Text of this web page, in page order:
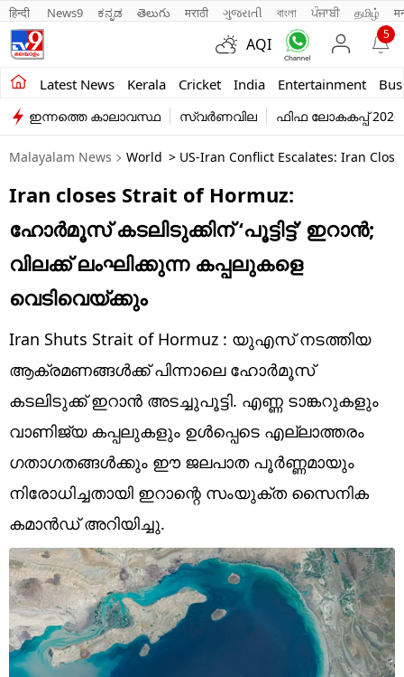
हिन्दी News9 ಕನ್ನಡ తెలుగు मराठी ગુજરાતી বাংলা ਪੰਜਾਬੀ தமிழ்
AQI
5
Latest News Kerala Cricket India Entertainment
Kerala
India
Entertainment
Business
Education
Sports
Lifestyle
world
Technology
Web Story
Photo
Short Videos
ഇന്നത്തെ കാലാവസ്ഥ സ്വർണവില ഫിഫ ലോകകപ്പ് 2026
Malayalam News World > US-Iran Conflict Escalates: Iran
Iran closes Strait of Hormuz:
ഹോര്‍മൂസ് കടലിടുക്കിന് ‘പൂട്ടിട്ട്’ ഇറാന്‍;
വിലക്ക് ലംഘിക്കുന്ന കപ്പലുകളെ
വെടിവെയ്ക്കും
Iran Shuts Strait of Hormuz : യുഎസ് നടത്തിയ
ആക്രമണങ്ങള്‍ക്ക് പിന്നാലെ ഹോർമൂസ്
കടലിടുക്ക് ഇറാൻ അടച്ചുപൂട്ടി. എണ്ണ ടാങ്കറുകളും
വാണിജ്യ കപ്പലുകളും ഉൾപ്പെടെ എല്ലാത്തരം
ഗതാഗതങ്ങൾക്കും ഈ ജലപാത പൂർണ്ണമായും
നിരോധിച്ചതായി ഇറാന്റെ സംയുക്ത സൈനിക
കമാൻഡ് അറിയിച്ചു.